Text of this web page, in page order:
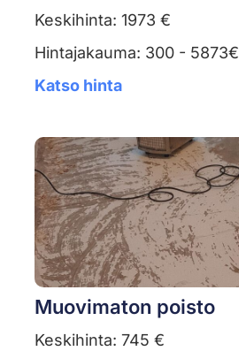
Keskihinta: 1973 €
Hintajakauma: 300 - 5873€
Katso hinta
Muovimaton poisto
Keskihinta: 745 €